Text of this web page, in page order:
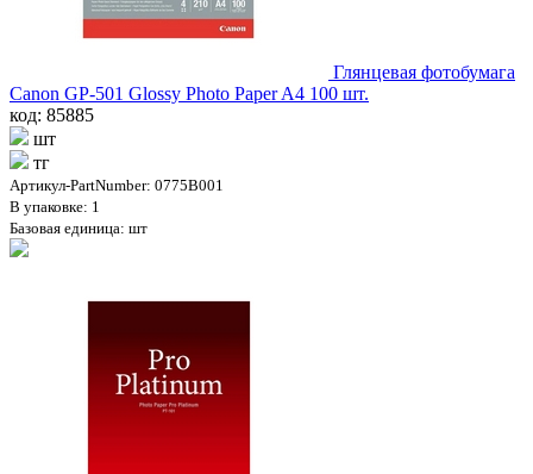
Глянцевая фотобумага
Canon GP-501 Glossy Photo Paper A4 100 шт.
код: 85885
шт
тг
Артикул-PartNumber: 0775B001
В упаковке: 1
Базовая единица: шт